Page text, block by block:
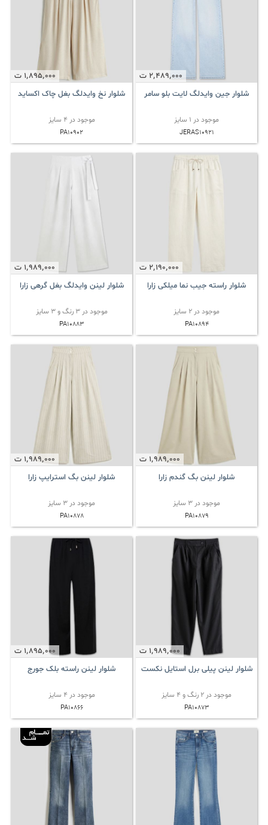
2٬489٬000 ت
شلوار جین وایدلگ لایت بلو سامر
موجود در 1 سایز
JERAS10921
1٬895٬000 ت
شلوار نخ وایدلگ بغل چاک اکساید
موجود در 4 سایز
PA10902
2٬190٬000 ت
شلوار راسته جیب نما میلکی زارا
موجود در 2 سایز
PA10894
1٬989٬000 ت
شلوار لینن وایدلگ بغل گرهی زارا
موجود در 3 رنگ و 3 سایز
PA10883
1٬989٬000 ت
شلوار لینن بگ گندم زارا
موجود در 3 سایز
PA10879
1٬989٬000 ت
شلوار لینن بگ استرایپ زارا
موجود در 3 سایز
PA10878
1٬989٬000 ت
شلوار لینن پیلی برل استایل نکست
موجود در 2 رنگ و 4 سایز
PA10873
1٬895٬000 ت
شلوار لینن راسته بلک جورج
موجود در 4 سایز
PA10866